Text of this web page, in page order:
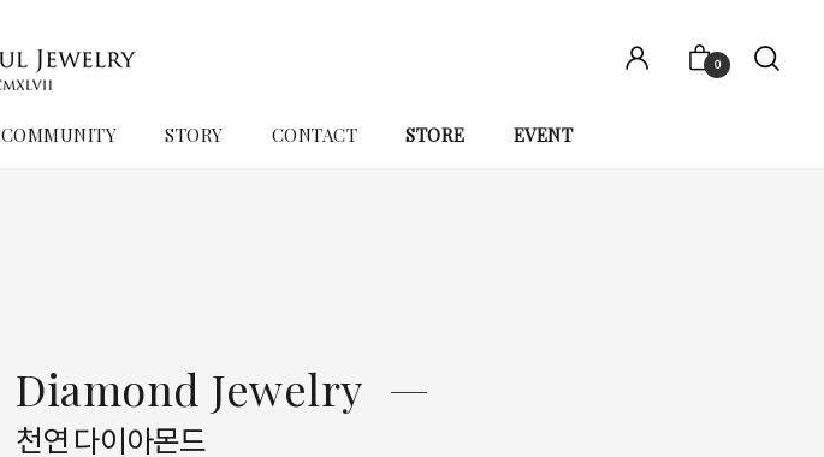
0
COMMUNITY STORY CONTACT STORE EVENT
Diamond Jewelry
천연 다이아몬드